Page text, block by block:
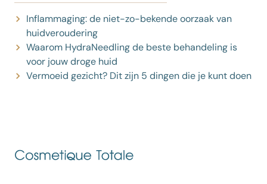
Inflammaging: de niet-zo-bekende oorzaak van
huidveroudering
Waarom HydraNeedling de beste behandeling is
voor jouw droge huid
Vermoeid gezicht? Dit zijn 5 dingen die je kunt doen